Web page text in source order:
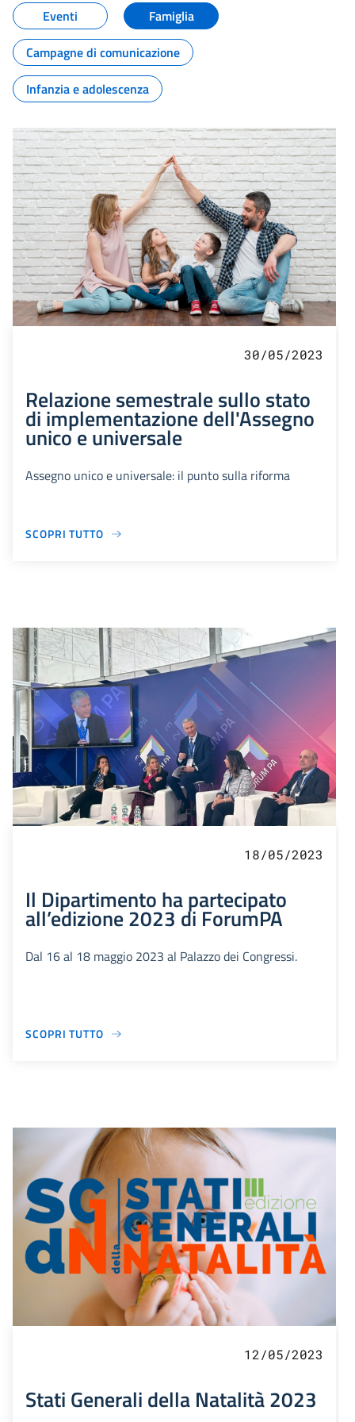
Eventi
Famiglia
Campagne di comunicazione
Infanzia e adolescenza
30/05/2023
Relazione semestrale sullo stato
di implementazione dell'Assegno
unico e universale
Assegno unico e universale: il punto sulla riforma
SCOPRI TUTTO
18/05/2023
Il Dipartimento ha partecipato
all’edizione 2023 di ForumPA
Dal 16 al 18 maggio 2023 al Palazzo dei Congressi.
SCOPRI TUTTO
12/05/2023
Stati Generali della Natalità 2023